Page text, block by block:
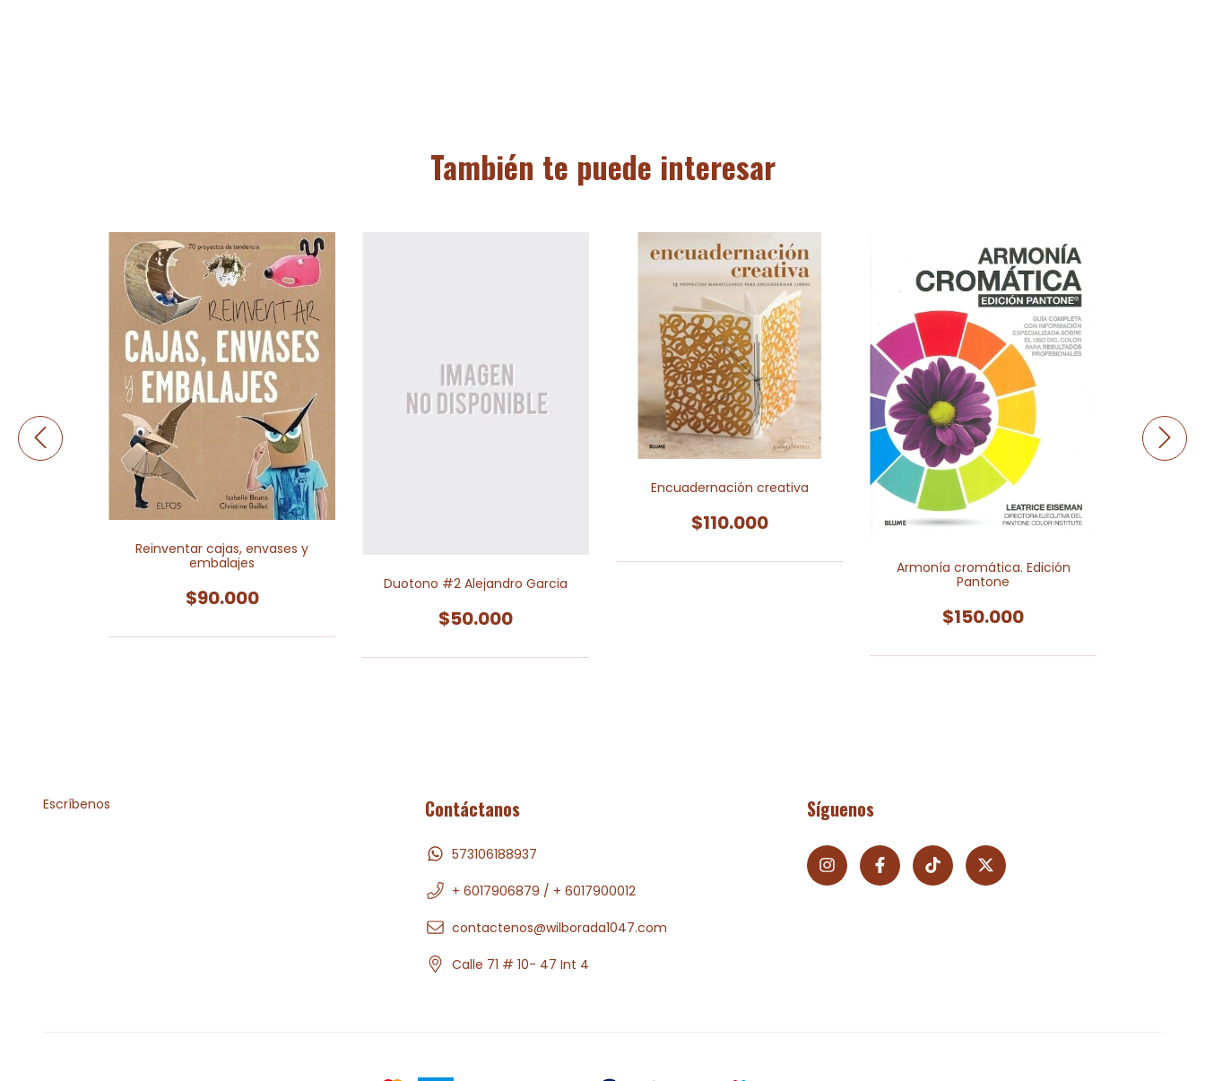
También te puede interesar
Reinventar cajas, envases y
embalajes
$90.000
Duotono #2 Alejandro Garcia
$50.000
Encuadernación creativa
$110.000
Armonía cromática. Edición
Pantone
$150.000
Escríbenos Contáctanos
573106188937
+ 6017906879 / + 6017900012
contactenos@wilborada1047.com
Calle 71 # 10- 47 Int 4
Síguenos